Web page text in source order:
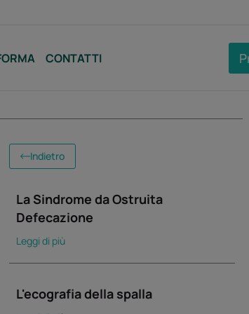
CONTATTI
Indietro
La Sindrome da Ostruita
Defecazione
Leggi di più
L'ecografia della spalla